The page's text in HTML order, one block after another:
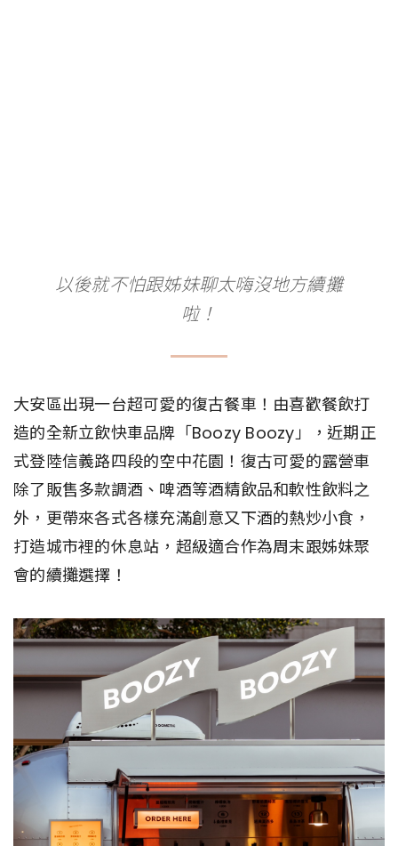
以後就不怕跟姊妹聊太嗨沒地方續攤
啦！
大安區出現一台超可愛的復古餐車！由喜歡餐飲打
造的全新立飲快車品牌「Boozy Boozy」，近期正
式登陸信義路四段的空中花園！復古可愛的露營車
除了販售多款調酒、啤酒等酒精飲品和軟性飲料之
外，更帶來各式各樣充滿創意又下酒的熱炒小食，
打造城市裡的休息站，超級適合作為周末跟姊妹聚
會的續攤選擇！